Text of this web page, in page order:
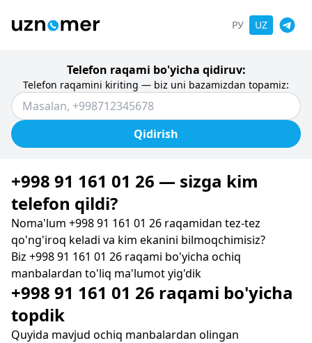
РУ UZ
Telefon raqami bo'yicha qidiruv:
Telefon raqamini kiriting — biz uni bazamizdan topamiz:
Qidirish
+998 91 161 01 26 — sizga kim
telefon qildi?
Noma'lum +998 91 161 01 26 raqamidan tez-tez
qo'ng'iroq keladi va kim ekanini bilmoqchimisiz?
Biz +998 91 161 01 26 raqami bo'yicha ochiq
manbalardan to'liq ma'lumot yig'dik
+998 91 161 01 26 raqami bo'yicha
topdik
Quyida mavjud ochiq manbalardan olingan